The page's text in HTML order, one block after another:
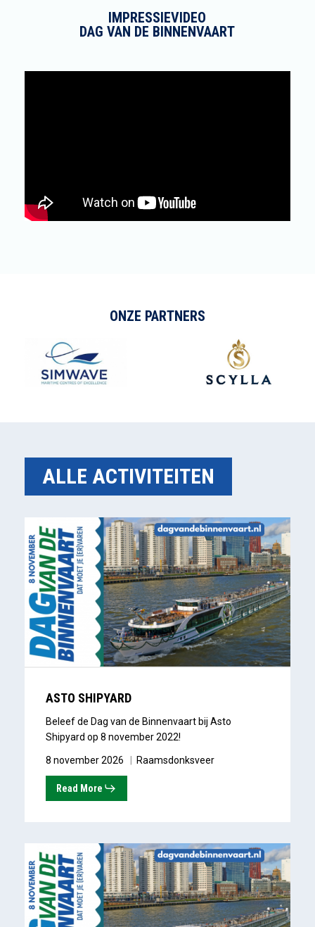
IMPRESSIEVIDEO
DAG VAN DE BINNENVAART
ONZE PARTNERS
ALLE ACTIVITEITEN
Asto
Shipyard
ASTO SHIPYARD
Beleef de Dag van de Binnenvaart bij Asto
Shipyard op 8 november 2022!
8 november 2026 Raamsdonksveer
Read More
Bekijk
en
ontdek
MS
Inspire